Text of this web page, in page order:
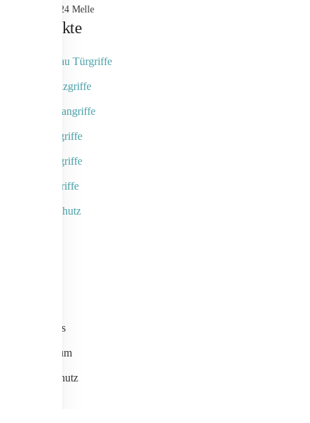
49324 Melle
Produkte
Objektbau Türgriffe
Naturholzgriffe
Fingerscangriffe
Kameragriffe
Schalengriffe
Designgriffe
Rammschutz
Aktuelles
Impressum
Datenschutz